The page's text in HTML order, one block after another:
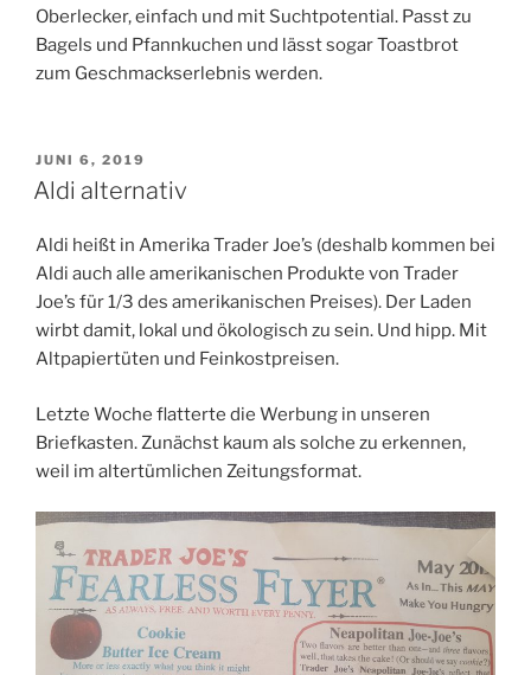
Oberlecker, einfach und mit Suchtpotential. Passt zu
Bagels und Pfannkuchen und lässt sogar Toastbrot
zum Geschmackserlebnis werden.
VERÖFFENTLICHT
AM
JUNI 6, 2019
Aldi alternativ
Aldi heißt in Amerika Trader Joe’s (deshalb kommen bei
Aldi auch alle amerikanischen Produkte von Trader
Joe’s für 1/3 des amerikanischen Preises). Der Laden
wirbt damit, lokal und ökologisch zu sein. Und hipp. Mit
Altpapiertüten und Feinkostpreisen.
Letzte Woche flatterte die Werbung in unseren
Briefkasten. Zunächst kaum als solche zu erkennen,
weil im altertümlichen Zeitungsformat.